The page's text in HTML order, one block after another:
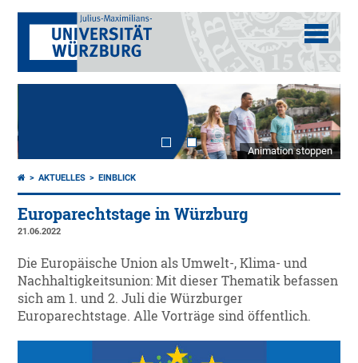
Animation stoppen
AKTUELLES EINBLICK
Europarechtstage in Würzburg
21.06.2022
Die Europäische Union als Umwelt-, Klima- und
Nachhaltigkeitsunion: Mit dieser Thematik befassen
sich am 1. und 2. Juli die Würzburger
Europarechtstage. Alle Vorträge sind öffentlich.